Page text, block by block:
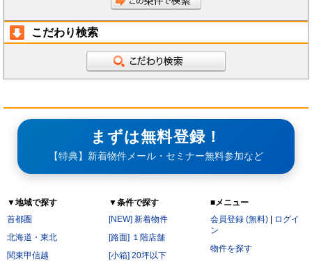
本条第2項および第3項にかかわらず、秘密保持義務の対象からは以下の情報を除くことに会
開示された時点で既に公知の情報
開示された時点で被開示者が既に知っていた情報
開示について事前に開示者の承諾を得ている情報
開示された後、被開示者の責めによらず公知となった情報
被開示者が第三者より正当に得た情報
開示された情報と無関係に、被開示者が自ら開発、創作した情報
なお、本項に該当したことにより会員に損害が生じた場合であっても、当社はその責任を負わな
火災・停電などによりサービスの提供ができないと当社が判断した場合
地震、噴火、洪水、津波などの天災、若しくは戦争、変乱、暴動、騒乱、労働争議等により
電気通信事業者、電力会社等の公共のインフラ提供者の責により、電気通信サービスが停止
当社が利用する電気通信設備に障害が発生した場合
会員は以下の各号に該当する行為をおこなってはならないものとします。
他の会員に成りすまし、本サービスを利用する行為
二重に会員登録する行為
当社および他の会員に不利益を与える行為
公序良俗に反する行為。
こだわり検索
まずは無料登録！
【特典】新着物件メール・セミナー無料参加など
▼地域で探す
首都圏
北海道・東北
関東甲信越
▼条件で探す
[NEW] 新着物件
[路面] １階店舗
[小箱] 20坪以下
■メニュー
会員登録 (無料)
ログイ
ン
物件を探す